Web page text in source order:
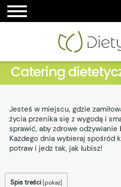
Catering
Jesteś w miejscu, gdzie
życia przenika się z wygodą i
sprawić, aby zdrowe odżywianie
Każdego dnia wybieraj spośród
potraw i jedz tak, jak lubisz!
Spis treści [pokaż]